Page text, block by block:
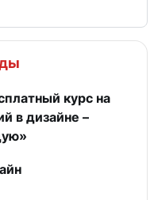
курс на
в дизайне –